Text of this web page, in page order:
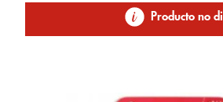
Producto no